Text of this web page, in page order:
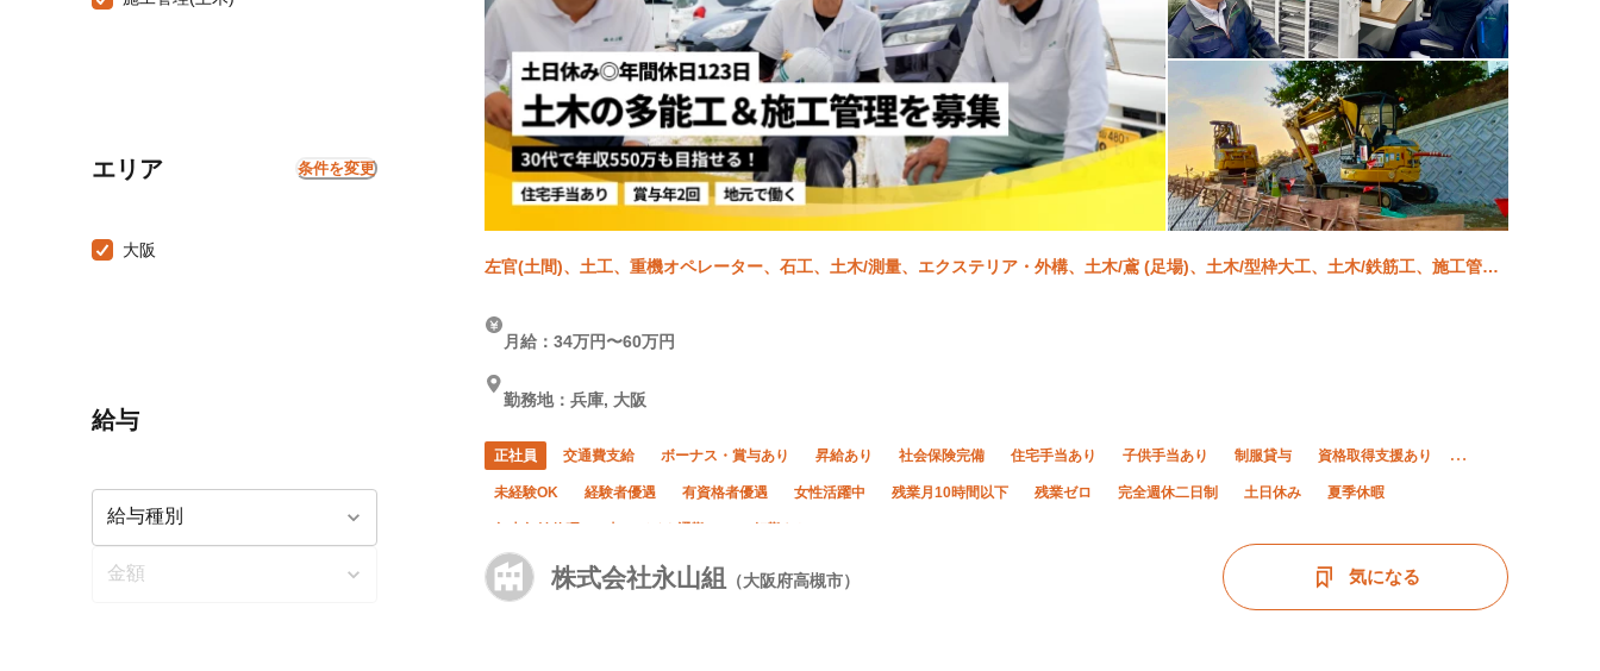
エリア 条件を変更
大阪
給与
左官(土間)、土工、重機オペレーター、石工、土木/測量、エクステリア・外構、土木/鳶 (足場)、土木/型枠大工、土木/鉄筋工、施工管理
株式会社永山組 （大阪府高槻市）
月給：34万円〜60万円
勤務地：兵庫, 大阪
正社員 交通費支給 ボーナス・賞与あり 昇給あり 社会保険完備 住宅手当あり 子供手当あり 制服貸与 資格取得支援あり
未経験OK 経験者優遇 有資格者優遇 女性活躍中 残業月10時間以下 残業ゼロ 完全週休二日制 土日休み 夏季休暇
気になる